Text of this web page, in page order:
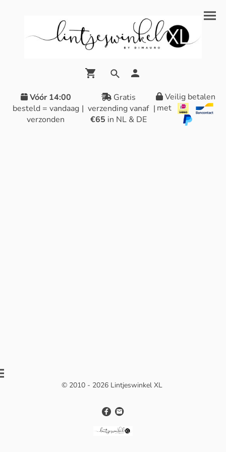
Vóór 14:00
besteld = vandaag
verzonden
|
Gratis
verzending vanaf
€65 in NL & DE
|
Veilig betalen
met
© 2010 - 2026 Lintjeswinkel XL